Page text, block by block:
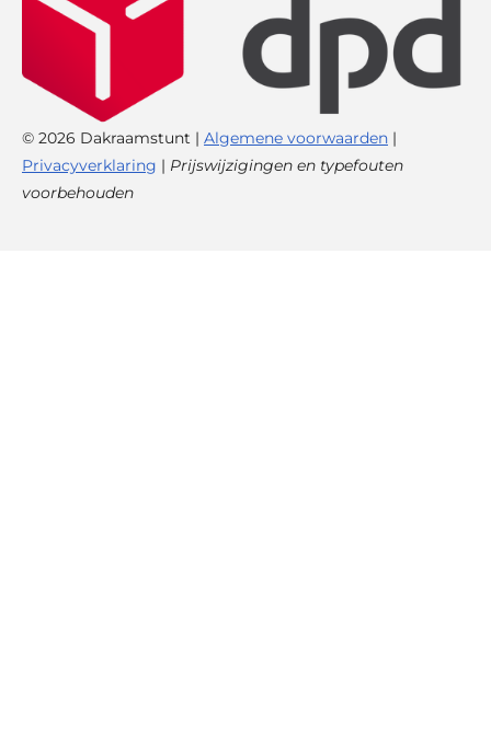
© 2026 Dakraamstunt | Algemene voorwaarden |
Privacyverklaring | Prijswijzigingen en typefouten
voorbehouden